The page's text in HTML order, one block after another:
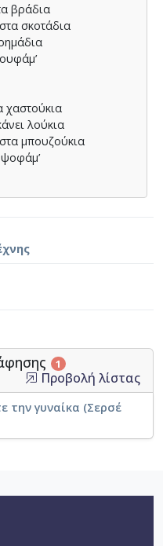
βράδια
σκοτάδια
χαστούκια
λούκια
µπουζούκια
1
Προβολή λίστας
την γυναίκα (Σερσέ